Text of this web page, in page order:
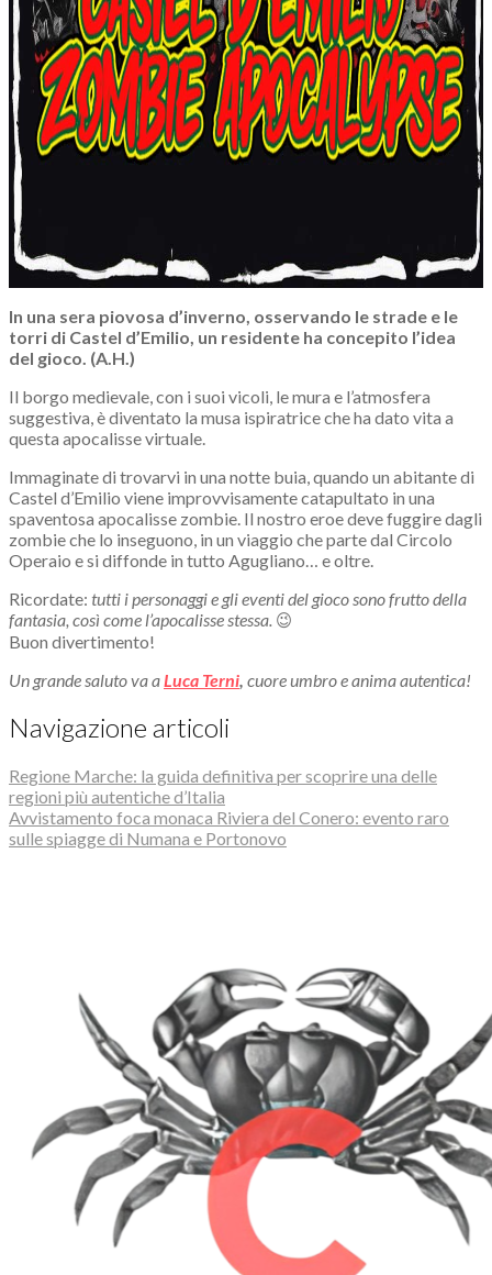
In una sera piovosa d’inverno, osservando le strade e le
torri di Castel d’Emilio, un residente ha concepito l’idea
del gioco. (A.H.)
Il borgo medievale, con i suoi vicoli, le mura e l’atmosfera
suggestiva, è diventato la musa ispiratrice che ha dato vita a
questa apocalisse virtuale.
Immaginate di trovarvi in una notte buia, quando un abitante di
Castel d’Emilio viene improvvisamente catapultato in una
spaventosa apocalisse zombie. Il nostro eroe deve fuggire dagli
zombie che lo inseguono, in un viaggio che parte dal Circolo
Operaio e si diffonde in tutto Agugliano… e oltre.
Ricordate: tutti i personaggi e gli eventi del gioco sono frutto della
fantasia, così come l’apocalisse stessa. 😉
Buon divertimento!
Un grande saluto va a Luca Terni cuore umbro e anima autentica!
Navigazione articoli
Regione Marche: la guida definitiva per scoprire una delle
regioni più autentiche d’Italia
Avvistamento foca monaca Riviera del Conero: evento raro
sulle spiagge di Numana e Portonovo